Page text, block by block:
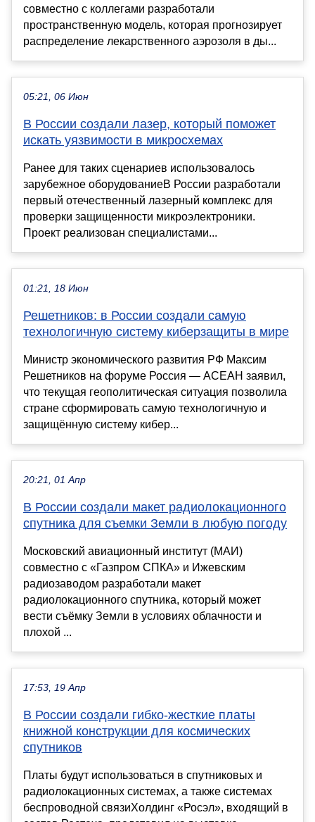
совместно с коллегами разработали
пространственную модель, которая прогнозирует
распределение лекарственного аэрозоля в ды...
05:21, 06 Июн
В России создали лазер, который поможет
искать уязвимости в микросхемах
Ранее для таких сценариев использовалось
зарубежное оборудованиеВ России разработали
первый отечественный лазерный комплекс для
проверки защищенности микроэлектроники.
Проект реализован специалистами...
01:21, 18 Июн
Решетников: в России создали самую
технологичную систему киберзащиты в мире
Министр экономического развития РФ Максим
Решетников на форуме Россия — АСЕАН заявил,
что текущая геополитическая ситуация позволила
стране сформировать самую технологичную и
защищённую систему кибер...
20:21, 01 Апр
В России создали макет радиолокационного
спутника для съемки Земли в любую погоду
Московский авиационный институт (МАИ)
совместно с «Газпром СПКА» и Ижевским
радиозаводом разработали макет
радиолокационного спутника, который может
вести съёмку Земли в условиях облачности и
плохой ...
17:53, 19 Апр
В России создали гибко-жесткие платы
книжной конструкции для космических
спутников
Платы будут использоваться в спутниковых и
радиолокационных системах, а также системах
беспроводной связиХолдинг «Росэл», входящий в